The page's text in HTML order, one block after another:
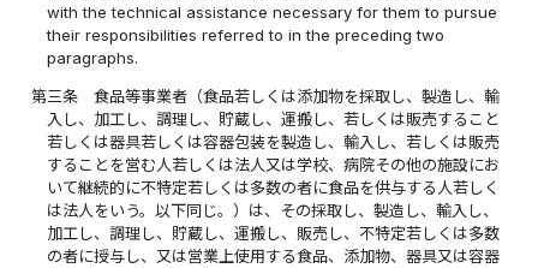
with the technical assistance necessary for them to pursue
their responsibilities referred to in the preceding two
paragraphs.
第三条
食品等事業者（食品若しくは添加物を採取し、製造し、輸
入し、加工し、調理し、貯蔵し、運搬し、若しくは販売すること
若しくは器具若しくは容器包装を製造し、輸入し、若しくは販売
することを営む人若しくは法人又は学校、病院その他の施設にお
いて継続的に不特定若しくは多数の者に食品を供与する人若しく
は法人をいう。以下同じ。）は、その採取し、製造し、輸入し、
加工し、調理し、貯蔵し、運搬し、販売し、不特定若しくは多数
の者に授与し、又は営業上使用する食品、添加物、器具又は容器